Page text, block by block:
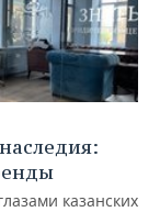
казанских